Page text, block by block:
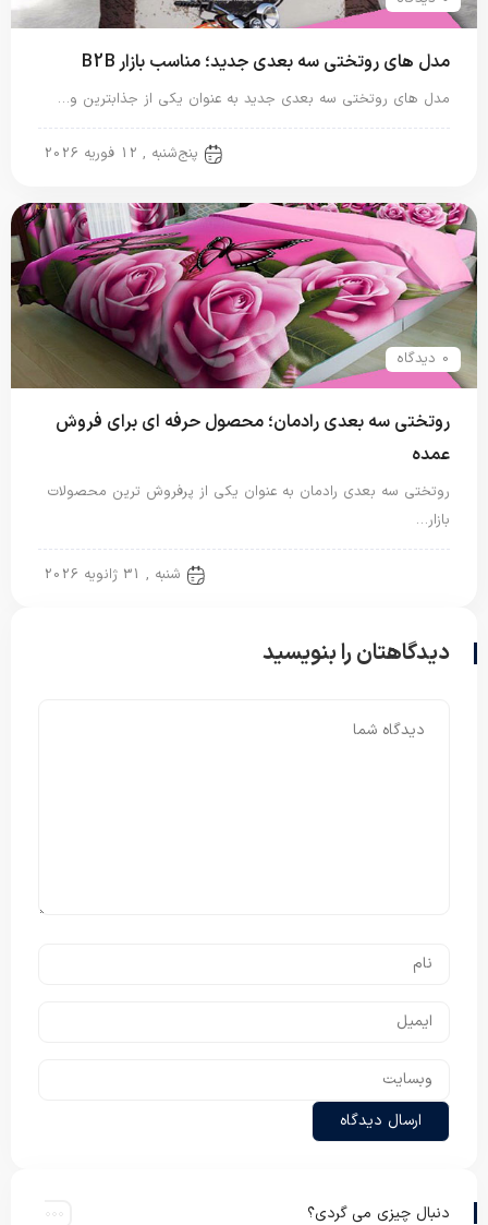
مدل های روتختی سه بعدی جدید؛ مناسب بازار B2B
مدل های روتختی سه بعدی جدید به عنوان یکی از جذابترین و…
پنج‌شنبه , 12 فوریه 2026
0 دیدگاه
روتختی سه بعدی رادمان؛ محصول حرفه ای برای فروش
عمده
روتختی سه بعدی رادمان به عنوان یکی از پرفروش ترین محصولات
بازار…
شنبه , 31 ژانویه 2026
دیدگاهتان را بنویسید
دنبال چیزی می گردی؟